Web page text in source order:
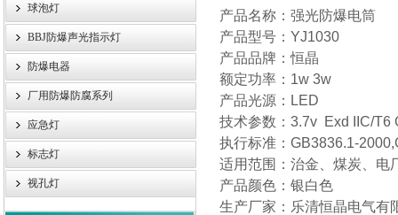
球泡灯
BBJ防爆声光指示灯
防爆电器
厂用防爆防腐系列
应急灯
标志灯
视孔灯
产品名称：强光防爆电筒
产品型号：YJ1030
产品品牌：恒晶
额定功率：1w 3w
产品光源：LED
技术参数：3.7v Exd IIC/
执行标准：GB3836.1-
适用范围：治金、煤炭、电
产品颜色：银白色
生产厂家：乐清恒晶电气有